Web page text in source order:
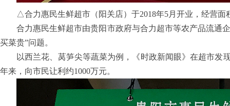
△合力惠民生鲜超市（阳关店）于2018年5月开业，经营
合力惠民生鲜超市由贵阳市政府与合力超市等农产品流通
买菜贵”问题。
以西兰花、莴笋尖等蔬菜为例，《时政新闻眼》在超市发
年来，向市民让利约1000万元。